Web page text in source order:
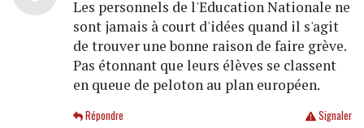
Les personnels de l'Education Nationale ne
sont jamais à court d'idées quand il s'agit
de trouver une bonne raison de faire grève.
Pas étonnant que leurs élèves se classent
en queue de peloton au plan européen.
Signaler
Répondre